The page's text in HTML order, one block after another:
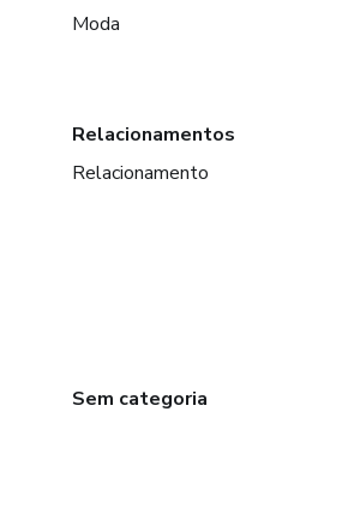
Moda
Relacionamentos
Relacionamento
Sem categoria